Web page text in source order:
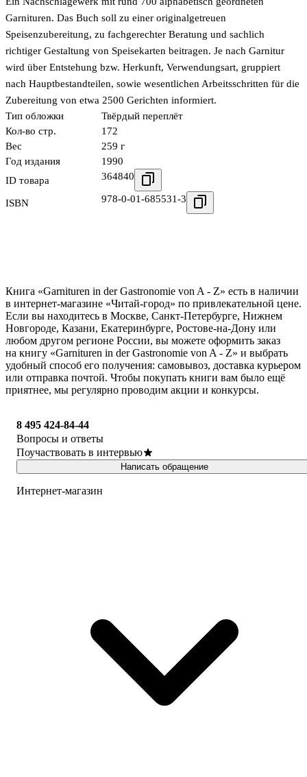
Garnituren. Das Buch soll zu einer originalgetreuen
Speisenzubereitung, zu fachgerechter Beratung und sachlich
richtiger Gestaltung von Speisekarten beitragen. Je nach Garnitur
wird über Entstehung bzw. Herkunft, Verwendungsart, gruppiert
nach Hauptbestandteilen, sowie wesentlichen Arbeitsschritten für die
Zubereitung von etwa 2500 Gerichten informiert.
Тип обложки
Твёрдый переплёт
Кол-во стр.
172
Вес
259 г
Год издания
1990
ID товара
364840
ISBN 978-0-01-685531-3
Книга «Garnituren in der Gastronomie von A - Z» есть в наличии
в интернет-магазине «Читай-город» по привлекательной цене.
Если вы находитесь в Москве, Санкт-Петербурге, Нижнем
Новгороде, Казани, Екатеринбурге, Ростове-на-Дону или
любом другом регионе России, вы можете оформить заказ
на книгу «Garnituren in der Gastronomie von A - Z» и выбрать
удобный способ его получения: самовывоз, доставка курьером
или отправка почтой. Чтобы покупать книги вам было ещё
приятнее, мы регулярно проводим акции и конкурсы.
8 495 424-84-44
Вопросы и ответы
Поучаствовать в интервью
Написать обращение
Интернет-магазин